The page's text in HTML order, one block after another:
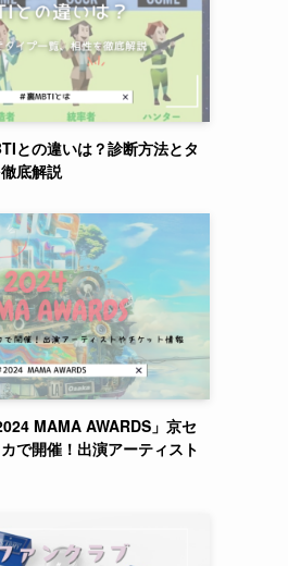
との違いは？診断方法とタ
底解説
MAMA AWARDS」京セ
で開催！出演アーティスト